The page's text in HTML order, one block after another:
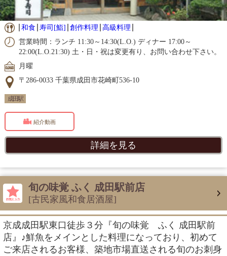
和食 寿司[鮨] 創作料理 高級料理
営業時間：ランチ 11:30～14:30(L.O.) ディナー 17:00～
22:00(L.O.21:30) 土・日・祝は変更有り、お問い合わせ下さい。
月曜
〒286-0033 千葉県成田市花崎町536-10
成田駅
紹介動画
詳細を見る
旬の味覚 ふく 成田駅前店
[古民家風和食居酒屋]
京成成田駅東口徒歩３分『旬の味覚 ふく 成田駅前
店』♪鮮魚をメインとした料理になっており、初めて
ご来店されるお客様、築地市場直送される旬のお刺身